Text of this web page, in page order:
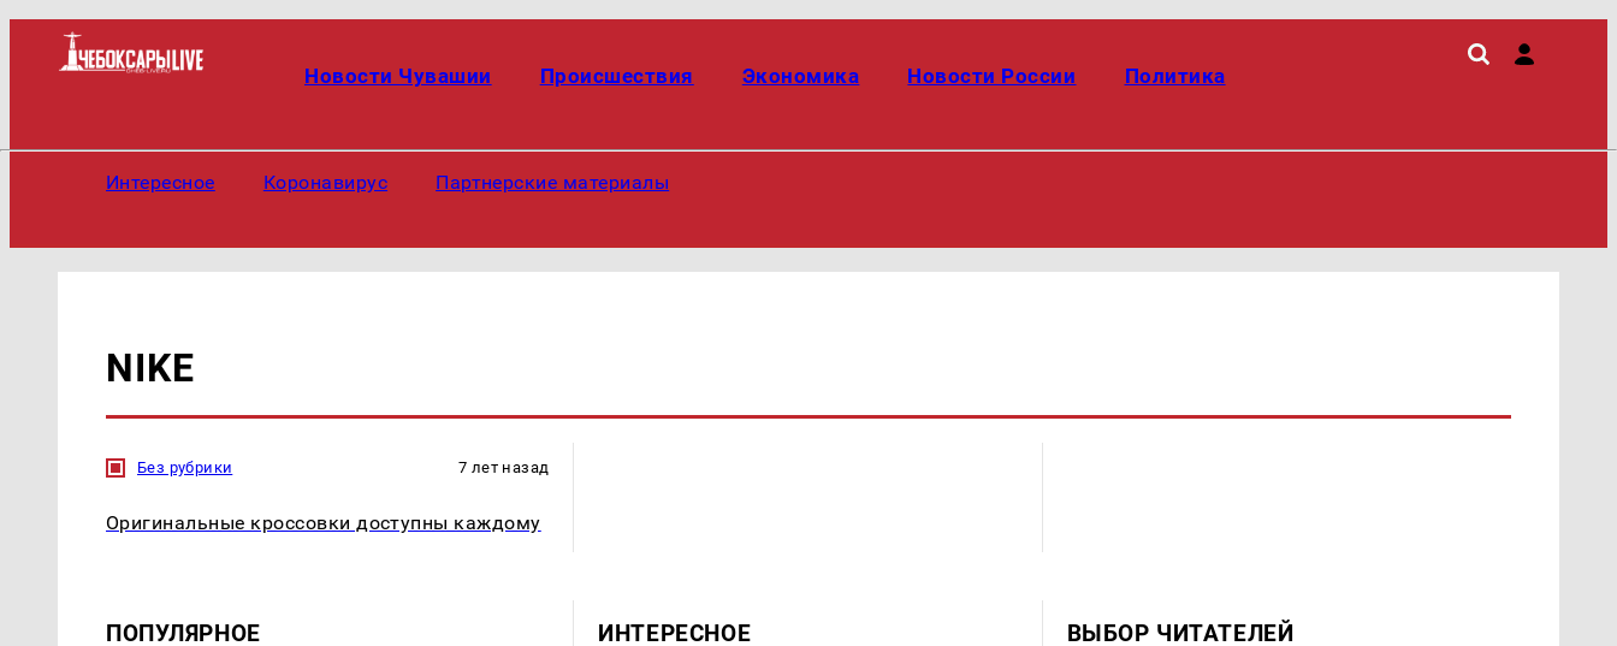
Новости Чувашии Происшествия Экономика Новости России Политика
Интересное Коронавирус Партнерские материалы
NIKE
Без рубрики 7 лет назад
Оригинальные кроссовки доступны каждому
ПОПУЛЯРНОЕ ИНТЕРЕСНОЕ ВЫБОР ЧИТАТЕЛЕЙ